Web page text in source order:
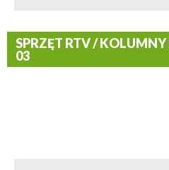
SPRZĘT RTV /
03